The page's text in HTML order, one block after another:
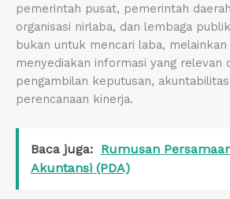
pemerintah pusat, pemerintah
organisasi nirlaba, dan lembaga
bukan untuk mencari laba, melainkan
menyediakan informasi yang relevan
pengambilan keputusan,
perencanaan kinerja.
Baca juga:
Rumusan
Akuntansi (PDA)